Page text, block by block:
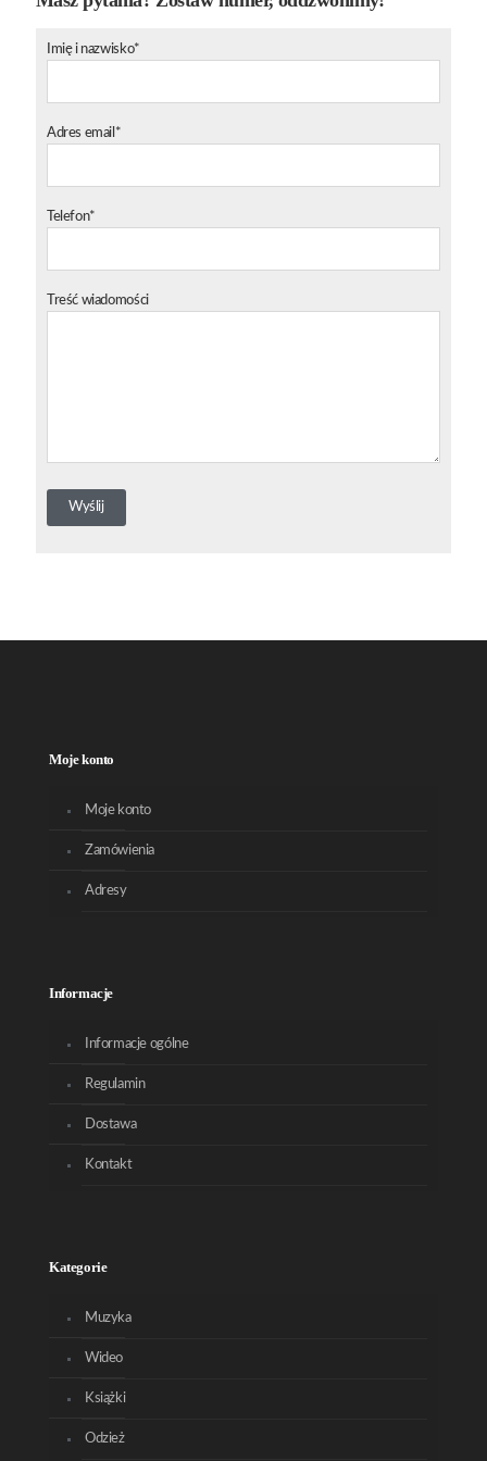
Imię i nazwisko*
Adres email*
Telefon*
Treść wiadomości
Moje konto
Moje konto
Zamówienia
Adresy
Informacje
Informacje ogólne
Regulamin
Dostawa
Kontakt
Kategorie
Muzyka
Wideo
Książki
Odzież